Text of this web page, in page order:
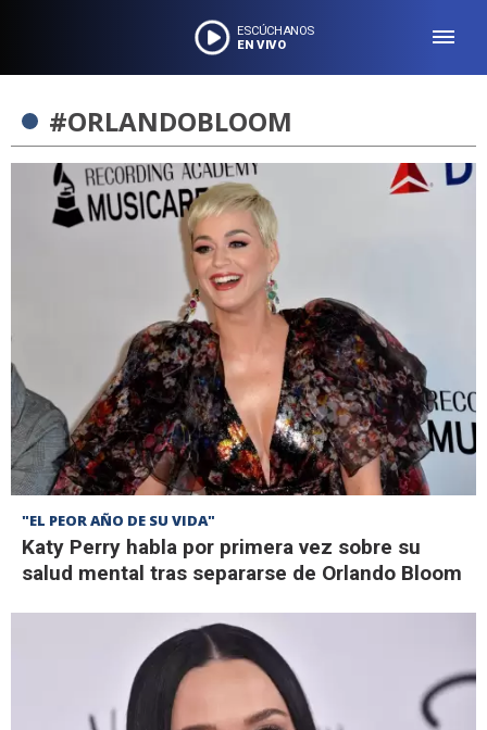
ESCÚCHANOS
EN VIVO
#ORLANDOBLOOM
"EL PEOR AÑO DE SU VIDA"
Katy Perry habla por primera vez sobre su
salud mental tras separarse de Orlando Bloom